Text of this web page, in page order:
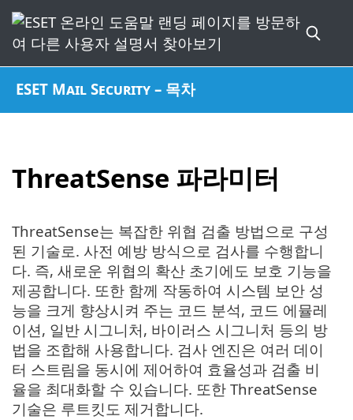
ESET Mail Security – 목차
ThreatSense 파라미터
ThreatSense는 복잡한 위협 검출 방법으로 구성
된 기술로. 사전 예방 방식으로 검사를 수행합니
다. 즉, 새로운 위협의 확산 초기에도 보호 기능을
제공합니다. 또한 함께 작동하여 시스템 보안 성
능을 크게 향상시켜 주는 코드 분석, 코드 에뮬레
이션, 일반 시그니처, 바이러스 시그니처 등의 방
법을 조합해 사용합니다. 검사 엔진은 여러 데이
터 스트림을 동시에 제어하여 효율성과 검출 비
율을 최대화할 수 있습니다. 또한 ThreatSense
기술은 루트킷도 제거합니다.